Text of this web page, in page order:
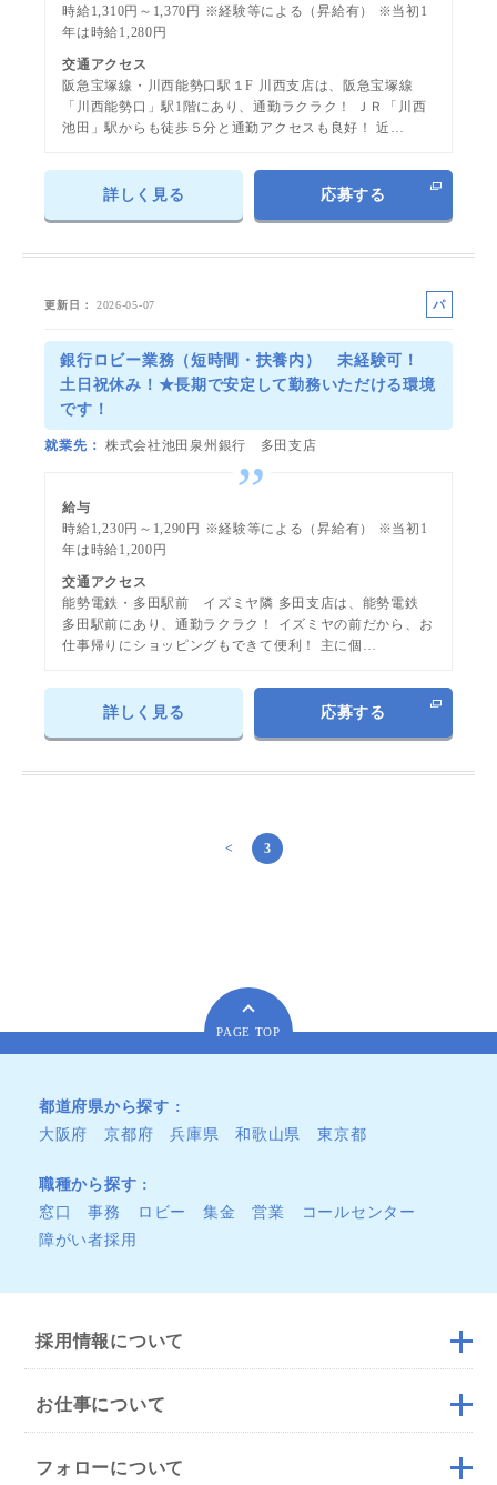
時給1,310円～1,370円 ※経験等による（昇給有） ※当初1
年は時給1,280円
交通アクセス
阪急宝塚線・川西能勢口駅１F 川西支店は、阪急宝塚線
「川西能勢口」駅1階にあり、通勤ラクラク！ ＪＲ「川西
池田」駅からも徒歩５分と通勤アクセスも良好！ 近…
詳しく見る 応募する
更新日 2026-05-07
パ
銀行ロビー業務（短時間・扶養内） 未経験可！
土日祝休み！★長期で安定して勤務いただける環境
です！
就業先 株式会社池田泉州銀行 多田支店
給与
時給1,230円～1,290円 ※経験等による（昇給有） ※当初1
年は時給1,200円
交通アクセス
能勢電鉄・多田駅前 イズミヤ隣 多田支店は、能勢電鉄
多田駅前にあり、通勤ラクラク！ イズミヤの前だから、お
仕事帰りにショッピングもできて便利！ 主に個…
詳しく見る 応募する
< 3
PAGE TOP
都道府県から探す
大阪府
京都府 兵庫県 和歌山県 東京都
職種から探す
窓口
事務 ロビー 集金 営業
コールセンター
障がい者採用
採用情報について
お仕事について
フォローについて